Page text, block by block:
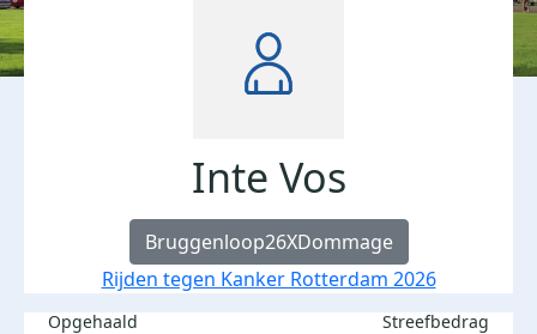
Inte Vos
Bruggenloop26XDommage
Rijden tegen Kanker Rotterdam 2026
Opgehaald Streefbedrag